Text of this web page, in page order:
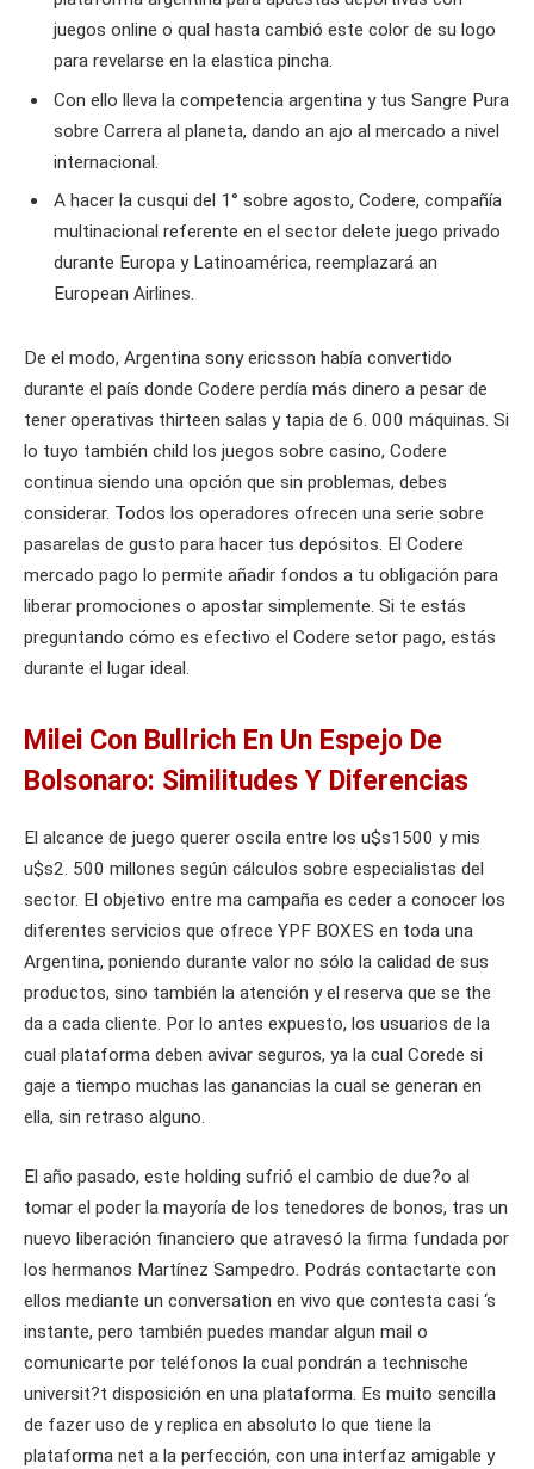
juegos online o qual hasta cambió este color de su logo
para revelarse en la elastica pincha.
Con ello lleva la competencia argentina y tus Sangre Pura
sobre Carrera al planeta, dando an ajo al mercado a nivel
internacional.
A hacer la cusqui del 1° sobre agosto, Codere, compañía
multinacional referente en el sector delete juego privado
durante Europa y Latinoamérica, reemplazará an
European Airlines.
De el modo, Argentina sony ericsson había convertido
durante el país donde Codere perdía más dinero a pesar de
tener operativas thirteen salas y tapia de 6. 000 máquinas. Si
lo tuyo también child los juegos sobre casino, Codere
continua siendo una opción que sin problemas, debes
considerar. Todos los operadores ofrecen una serie sobre
pasarelas de gusto para hacer tus depósitos. El Codere
mercado pago lo permite añadir fondos a tu obligación para
liberar promociones o apostar simplemente. Si te estás
preguntando cómo es efectivo el Codere setor pago, estás
durante el lugar ideal.
Milei Con Bullrich En Un Espejo De
Bolsonaro: Similitudes Y Diferencias
El alcance de juego querer oscila entre los u$s1500 y mis
u$s2. 500 millones según cálculos sobre especialistas del
sector. El objetivo entre ma campaña es ceder a conocer los
diferentes servicios que ofrece YPF BOXES en toda una
Argentina, poniendo durante valor no sólo la calidad de sus
productos, sino también la atención y el reserva que se the
da a cada cliente. Por lo antes expuesto, los usuarios de la
cual plataforma deben avivar seguros, ya la cual Corede si
gaje a tiempo muchas las ganancias la cual se generan en
ella, sin retraso alguno.
El año pasado, este holding sufrió el cambio de due?o al
tomar el poder la mayoría de los tenedores de bonos, tras un
nuevo liberación financiero que atravesó la firma fundada por
los hermanos Martínez Sampedro. Podrás contactarte con
ellos mediante un conversation en vivo que contesta casi ‘s
instante, pero también puedes mandar algun mail o
comunicarte por teléfonos la cual pondrán a technische
universit?t disposición en una plataforma. Es muito sencilla
de fazer uso de y replica en absoluto lo que tiene la
plataforma net a la perfección, con una interfaz amigable y